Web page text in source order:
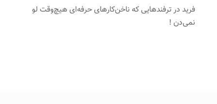
فریددرترفندهایی که ناخن‌کارهای حرفه‌ای هیچ‌وقت لو
نمی‌دن !